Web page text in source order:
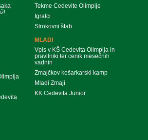
Tekme Cedevite Olimpije
Igralci
Strokovni štab
MLADI
Vpis v KŠ Cedevita Olimpija in
pravilniki ter cenik mesečnih
vadnin
Zmajčkov košarkarski kamp
Mladi Zmaji
KK Cedevita Junior